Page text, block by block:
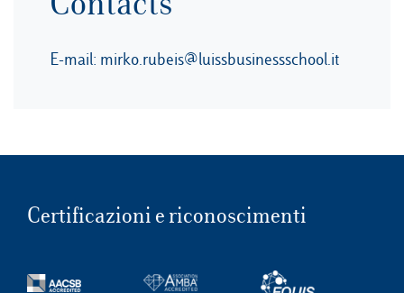
E-mail: mirko.rubeis@luissbusinessschool.it
Certificazioni e riconoscimenti